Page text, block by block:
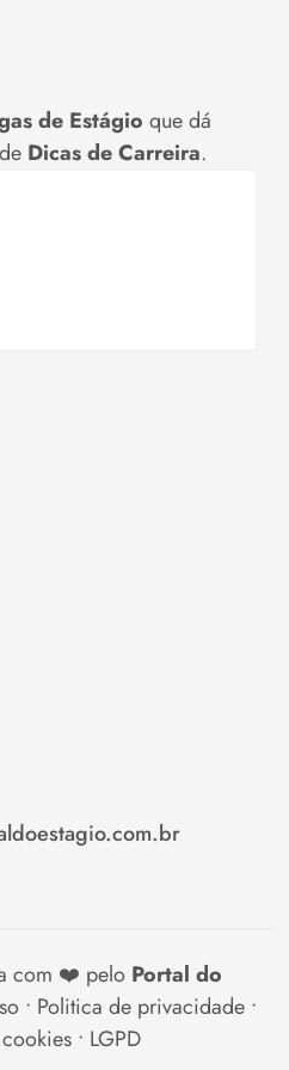
de Estágio que dá
Dicas de Carreira.
com ❤️ pelo Portal do
• Politica de privacidade •
• LGPD